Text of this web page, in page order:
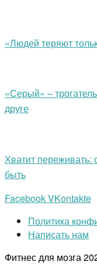
«Людей теряют
«Серый» –
друге
Хватит
быть
FacebookVKontakte
Политика
Написать нам
Фитнес для мозга